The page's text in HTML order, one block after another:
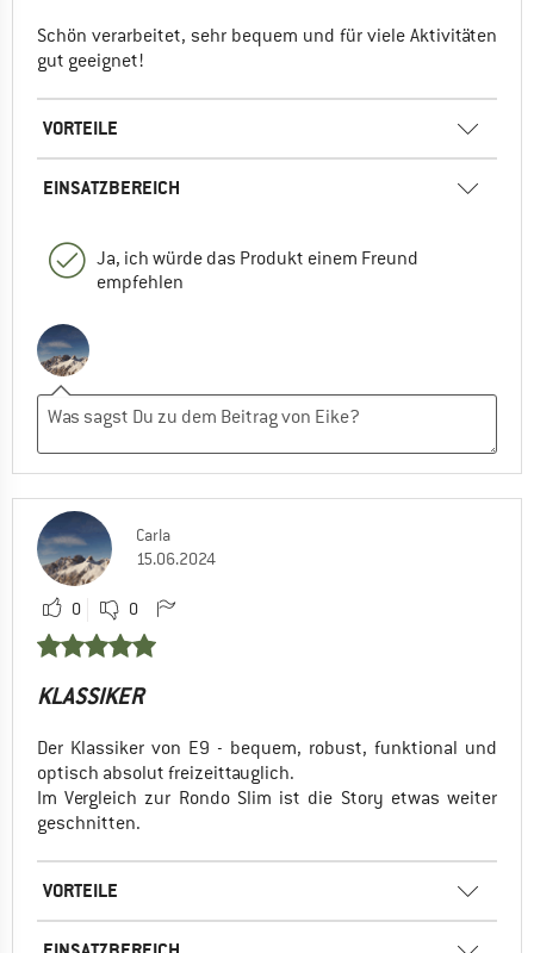
Schön verarbeitet, sehr bequem und für viele Aktivitäten
gut geeignet!
VORTEILE
EINSATZBEREICH
Ja, ich würde das Produkt einem Freund
empfehlen
Carla
15.06.2024
0 0
KLASSIKER
Der Klassiker von E9 - bequem, robust, funktional und
optisch absolut freizeittauglich.
Im Vergleich zur Rondo Slim ist die Story etwas weiter
geschnitten.
VORTEILE